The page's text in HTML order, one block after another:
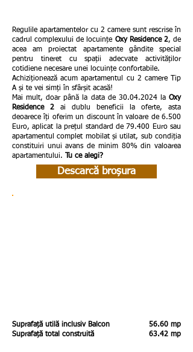
Regulile apartamentelor cu 2 camere sunt rescrise în
cadrul complexului de locuințe Oxy Residence 2, de
acea am proiectat apartamente gândite special
pentru tineret cu spații adecvate activităților
cotidiene necesare unei locuințe confortabile.
Achiziționează acum apartamentul cu 2 camere Tip
A și te vei simți în sfârșit acasă!
Mai mult, doar până la data de 30.04.2024laOxy
Residence 2 ai dublu beneficii la oferte, asta
deoarece îți oferim un discount în valoare de 6.500
Euro, aplicat la prețul standard de 79.400 Euro sau
apartamentul complet mobilat și utilat, sub condiția
constituiri unui avans de minim 80% din valoarea
apartamentului.
Tu ce alegi?
Descarcă broșura
Suprafață utilă inclusiv Balcon
Suprafață total construită
56.60 mp
63.42 mp